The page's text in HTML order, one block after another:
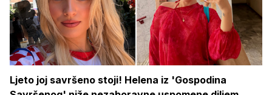
Ljeto joj savršeno stoji! Helena iz 'Gospodina